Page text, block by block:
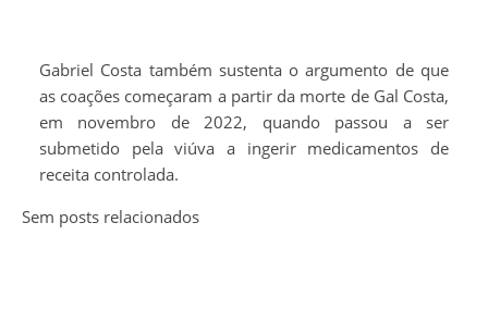
Gabriel Costa também sustenta o argumento de que
as coações começaram a partir da morte de Gal Costa,
em novembro de 2022, quando passou a ser
submetido pela viúva a ingerir medicamentos de
receita controlada.
Sem posts relacionados